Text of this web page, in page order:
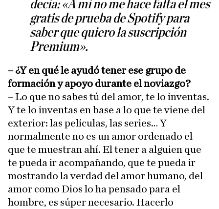
decía: «A mí no me hace falta el mes
gratis de prueba de Spotify para
saber que quiero la suscripción
Premium».
– ¿Y en qué le ayudó tener ese grupo de
formación y apoyo durante el noviazgo?
– Lo que no sabes tú del amor, te lo inventas.
Y te lo inventas en base a lo que te viene del
exterior: las películas, las series… Y
normalmente no es un amor ordenado el
que te muestran ahí. El tener a alguien que
te pueda ir acompañando, que te pueda ir
mostrando la verdad del amor humano, del
amor como Dios lo ha pensado para el
hombre, es súper necesario. Hacerlo